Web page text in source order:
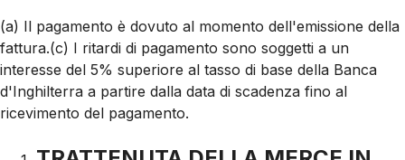
(a) Il pagamento è dovuto al momento dell'emissione della
fattura.(c) I ritardi di pagamento sono soggetti a un
interesse del 5% superiore al tasso di base della Banca
d'Inghilterra a partire dalla data di scadenza fino al
ricevimento del pagamento.